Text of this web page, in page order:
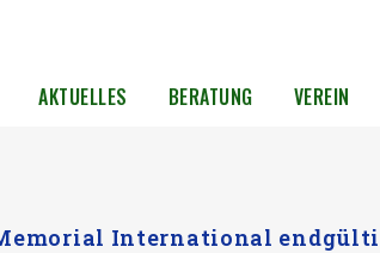
AKTUELLES BERATUNG VEREIN
International